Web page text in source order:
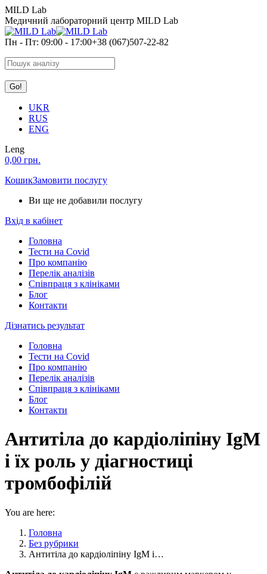
Skip
to
content
MILD Lab
Медичний лабораторний центр MILD Lab
Пн - Пт: 09:00 - 17:00+38 (067)507-22-82
Search:
UKR
RUS
ENG
Leng
0,00 грн.
КошикЗамовити послугу
Ви ще не добавили послугу
Вхід в кабінет
Головна
Тести на Covid
Про компанію
Перелік аналізів
Співпраця з клініками
Блог
Контакти
Дізнатись результат
Головна
Тести на Covid
Про компанію
Перелік аналізів
Співпраця з клініками
Блог
Контакти
Антитіла до кардіоліпіну IgM
і їх роль у діагностиці
тромбофілій
You are here:
Головна
Без рубрики
Антитіла до кардіоліпіну IgM і…